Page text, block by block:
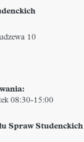
10
08:30-15:00
Spraw Studenckich